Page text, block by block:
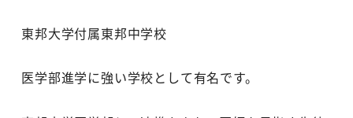
東邦大学付属東邦中学校
医学部進学に強い学校として有名です。